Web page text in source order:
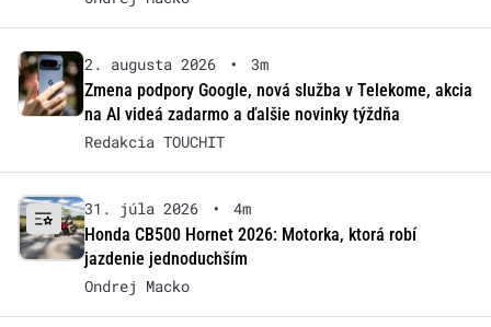
2. augusta 2026 •
3m
Zmena podpory Google, nová služba v Telekome, akcia
na AI videá zadarmo a ďalšie novinky týždňa
Redakcia TOUCHIT
31. júla 2026 •
4m
Honda CB500 Hornet 2026: Motorka, ktorá robí
jazdenie jednoduchším
Ondrej Macko